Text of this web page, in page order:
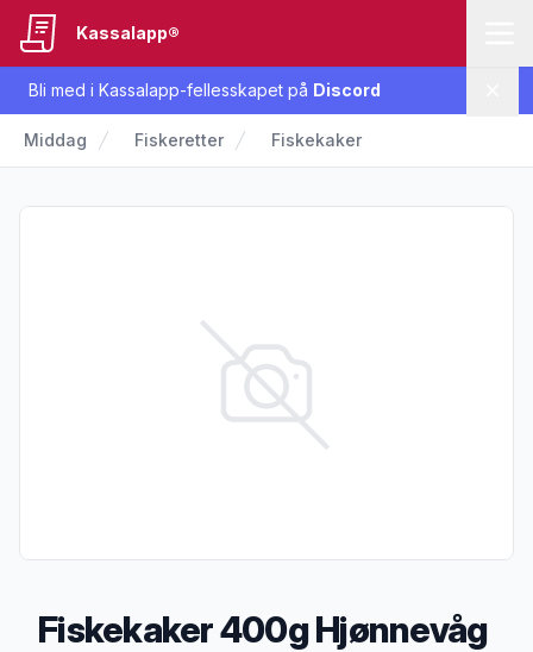
Bli med i Kassalapp-fellesskapet på Discord
Kassalapp®
Middag Fiskeretter Fiskekaker
Fiskekaker 400g Hjønnevåg